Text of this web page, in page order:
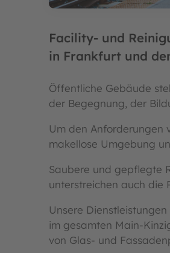
Facility- und
in Frankfurt und
Öffentliche Gebäude
der Begegnung, der
Um den Anforderungen
makellose Umgebung
Saubere und gepflegte
unterstreichen auch die
Unsere
im gesamten Main-
von Glas- und